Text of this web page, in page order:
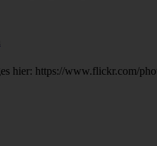
hier: https://www.flickr.com/